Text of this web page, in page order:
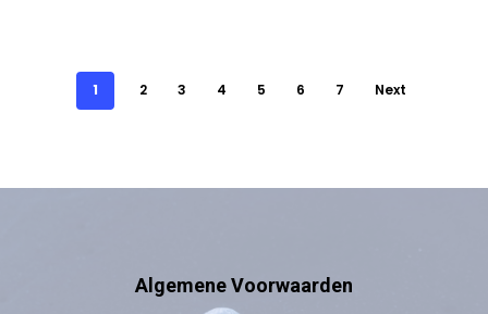
1 2 3 4 5 6 7 Next
Algemene Voorwaarden